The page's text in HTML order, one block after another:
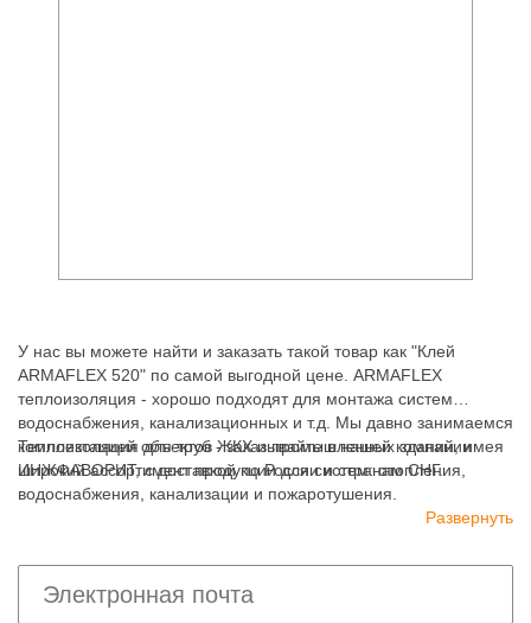
У нас вы можете найти и заказать такой товар как "Клей
ARMAFLEX 520" по самой выгодной цене. ARMAFLEX
теплоизоляция - хорошо подходят для монтажа систем
водоснабжения, канализационных и т.д. Мы давно занимаемся
комплектацией объектов ЖКХ и промышленных зданий, имея
широкий ассортимент продукции для систем: отопления,
водоснабжения, канализации и пожаротушения.
Теплоизоляция для труб - заказывайте в нашей компании
ИНЖФАВОРИТ, с доставкой по России и странам СНГ.
Развернуть